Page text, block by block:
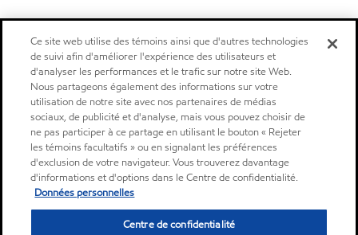
Ce site web utilise des témoins ainsi que d'autres technologies
de suivi afin d'améliorer l'expérience des utilisateurs et
d'analyser les performances et le trafic sur notre site Web.
Nous partageons également des informations sur votre
utilisation de notre site avec nos partenaires de médias
sociaux, de publicité et d'analyse, mais vous pouvez choisir de
ne pas participer à ce partage en utilisant le bouton « Rejeter
les témoins facultatifs » ou en signalant les préférences
d'exclusion de votre navigateur. Vous trouverez davantage
d'informations et d'options dans le Centre de confidentialité.
Données personnelles
Centre de confidentialité